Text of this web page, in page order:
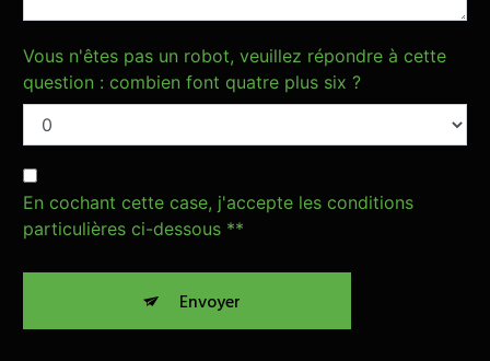
Vous n'êtes pas un robot, veuillez répondre à cette
question : combien font quatre plus six ?
En cochant cette case, j'accepte les conditions
particulières ci-dessous **
Envoyer